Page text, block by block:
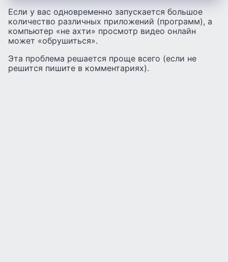
Если у вас одновременно запускается большое
количество различных приложений (программ), а
компьютер «не ахти» просмотр видео онлайн
может «обрушиться».
Эта проблема решается проще всего (если не
решится пишите в комментариях).